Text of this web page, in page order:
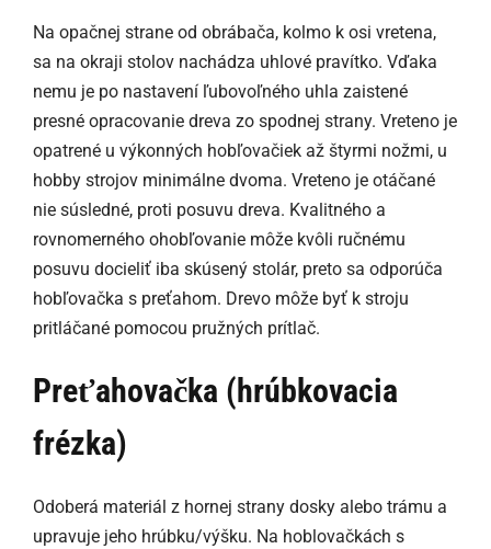
Na opačnej strane od obrábača, kolmo k osi vretena,
sa na okraji stolov nachádza uhlové pravítko. Vďaka
nemu je po nastavení ľubovoľného uhla zaistené
presné opracovanie dreva zo spodnej strany. Vreteno je
opatrené u výkonných hobľovačiek až štyrmi nožmi, u
hobby strojov minimálne dvoma. Vreteno je otáčané
nie súsledné, proti posuvu dreva. Kvalitného a
rovnomerného ohobľovanie môže kvôli ručnému
posuvu docieliť iba skúsený stolár, preto sa odporúča
hobľovačka s preťahom. Drevo môže byť k stroju
pritláčané pomocou pružných prítlač.
Preťahovačka (hrúbkovacia
frézka)
Odoberá materiál z hornej strany dosky alebo trámu a
upravuje jeho hrúbku/výšku. Na hoblovačkách s